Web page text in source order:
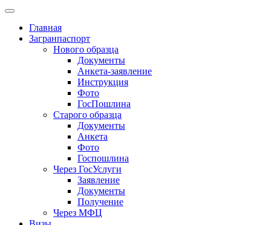
Главная
Загранпаспорт
Нового образца
Документы
Анкета-заявление
Инструкция
Фото
ГосПошлина
Старого образца
Документы
Анкета
Фото
Госпошлина
Через ГосУслуги
Заявление
Документы
Получение
Через МФЦ